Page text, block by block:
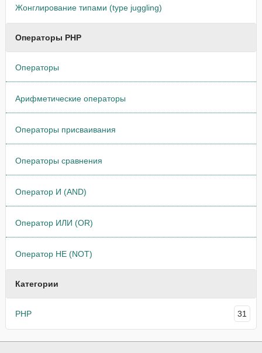
Жонглирование типами (type juggling)
Операторы PHP
Операторы
Арифметические операторы
Операторы присваивания
Операторы сравнения
Оператор И (AND)
Оператор ИЛИ (OR)
Оператор НЕ (NOT)
Категории
PHP 31